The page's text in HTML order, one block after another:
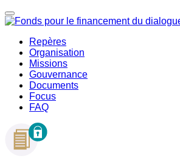
Repères
Organisation
Missions
Gouvernance
Documents
Focus
FAQ